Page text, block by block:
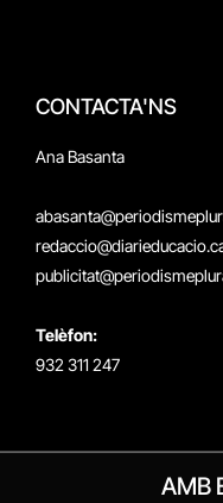
CONTACTA'NS
Ana Basanta
Telèfon:
932 311 247
AMB